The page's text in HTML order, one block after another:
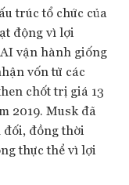
trúc tổ chức của
động vì lợi
vận hành giống
vốn từ các
chốt trị giá 13
2019. Musk đã
đồng thời
thực thể vì lợi